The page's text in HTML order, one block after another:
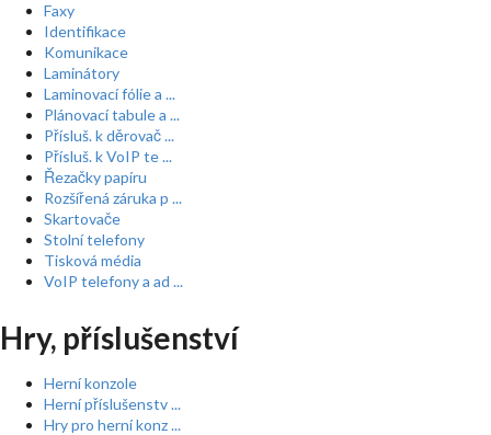
Faxy
Identifikace
Komunikace
Laminátory
Laminovací fólie a ...
Plánovací tabule a ...
Přísluš. k děrovač ...
Přísluš. k VoIP te ...
Řezačky papíru
Rozšířená záruka p ...
Skartovače
Stolní telefony
Tisková média
VoIP telefony a ad ...
Hry, příslušenství
Herní konzole
Herní příslušenstv ...
Hry pro herní konz ...